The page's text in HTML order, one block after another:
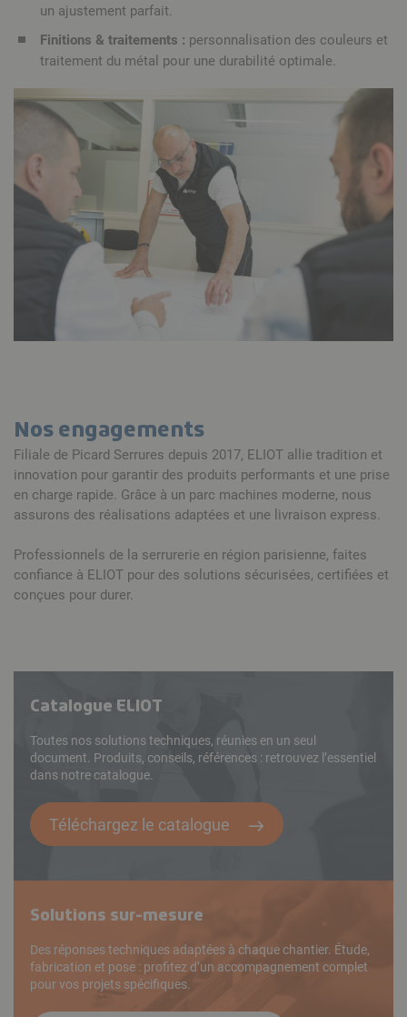
un ajustement parfait.
Finitions & traitements : personnalisation des couleurs et
traitement du métal pour une durabilité optimale.
Nos engagements
Filiale de Picard Serrures depuis 2017, ELIOT allie tradition et
innovation pour garantir des produits performants et une prise
en charge rapide. Grâce à un parc machines moderne, nous
assurons des réalisations adaptées et une livraison express.
Professionnels de la serrurerie en région parisienne, faites
confiance à ELIOT pour des solutions sécurisées, certifiées et
conçues pour durer.
Catalogue ELIOT
Toutes nos solutions techniques, réunies en un seul
document. Produits, conseils, références : retrouvez l’essentiel
dans notre catalogue.
Téléchargez le catalogue
Solutions sur-mesure
Des réponses techniques adaptées à chaque chantier. Étude,
fabrication et pose : profitez d’un accompagnement complet
pour vos projets spécifiques.